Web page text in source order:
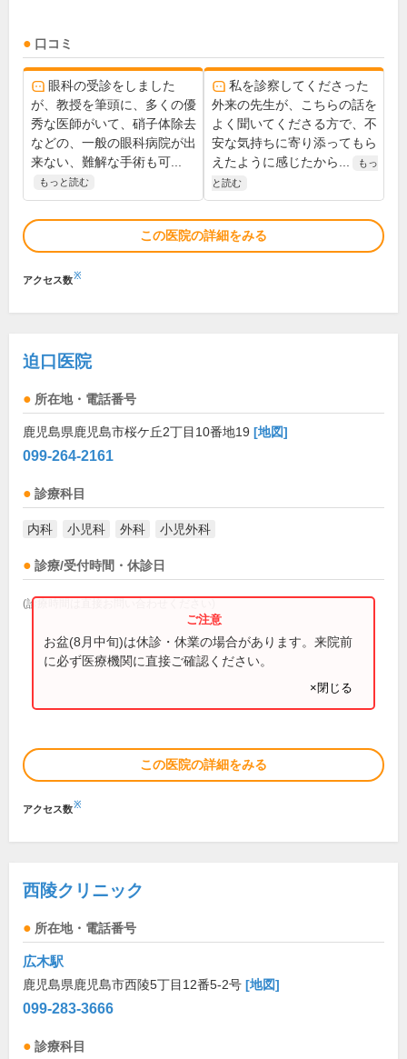
口コミ
眼科の受診をしました
が、教授を筆頭に、多くの優
秀な医師がいて、硝子体除去
などの、一般の眼科病院が出
来ない、難解な手術も可...
もっと読む
私を診察してくださった
外来の先生が、こちらの話を
よく聞いてくださる方で、不
安な気持ちに寄り添ってもら
えたように感じたから...
もっ
と読む
この医院の詳細をみる
アクセス数※
迫口医院
所在地・電話番号
鹿児島県鹿児島市桜ケ丘2丁目10番地19 [地図]
099-264-2161
診療科目
内科 小児科 外科 小児外科
診療/受付時間・休診日
(診療時間は直接お問い合わせください)
お盆(8月中旬)は休診・休業の場合があります。来院前
に必ず医療機関に直接ご確認ください。
×閉じる
この医院の詳細をみる
アクセス数※
西陵クリニック
所在地・電話番号
広木駅
鹿児島県鹿児島市西陵5丁目12番5-2号 [地図]
099-283-3666
診療科目